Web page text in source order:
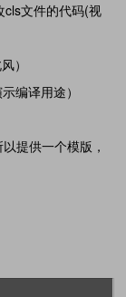
cls文件的代码(视
）
编译用途）
提供一个模版，